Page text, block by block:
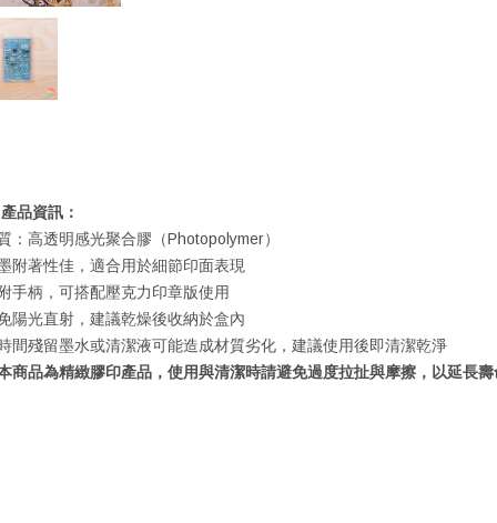
產品資訊：
：高透明感光聚合膠（Photopolymer）
附著性佳，適合用於細節印面表現
手柄，可搭配壓克力印章版使用
陽光直射，建議乾燥後收納於盒內
間殘留墨水或清潔液可能造成材質劣化，建議使用後即清潔乾淨
商品為精緻膠印產品，使用與清潔時請避免過度拉扯與摩擦，以延長壽